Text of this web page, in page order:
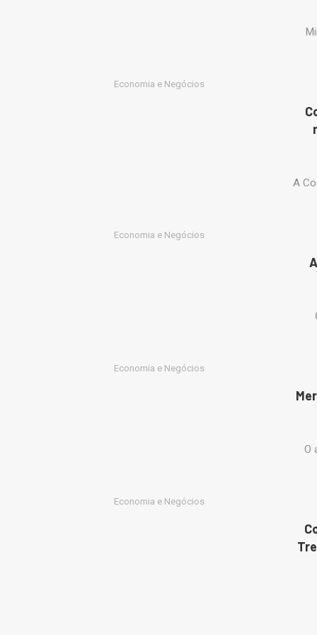
Economia e Negócios
A
Economia e Negócios
Economia e Negócios
O
Economia e Negócios